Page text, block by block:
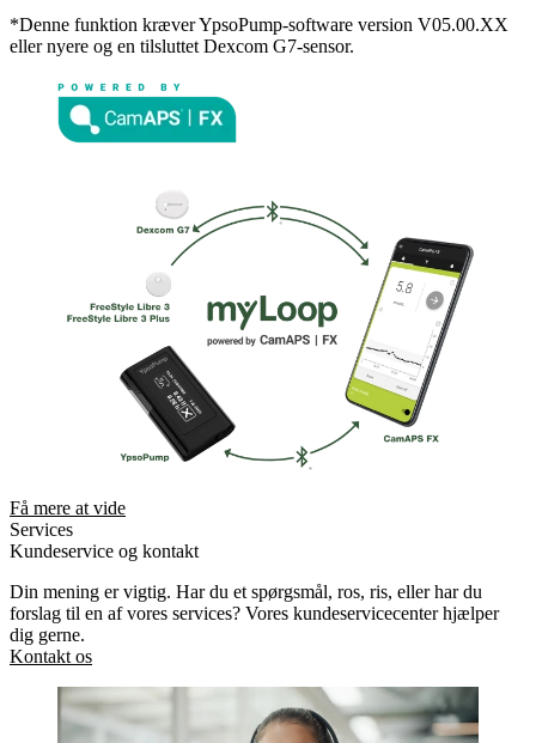
*Denne funktion kræver YpsoPump-software version V05.00.XX
eller nyere og en tilsluttet Dexcom G7-sensor.
Få mere at vide
Services
Kundeservice og kontakt
Din mening er vigtig. Har du et spørgsmål, ros, ris, eller har du
forslag til en af vores services? Vores kundeservicecenter hjælper
dig gerne.
Kontakt os